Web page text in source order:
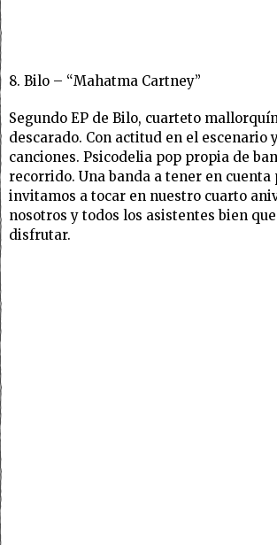
8. Bilo – “Mahatma Cartney”
Segundo EP de Bilo, cuarteto
descarado. Con actitud en el escenario
canciones. Psicodelia pop propia de
recorrido. Una banda a tener en cuenta
invitamos a tocar en nuestro cuarto
nosotros y todos los asistentes bien
disfrutar.